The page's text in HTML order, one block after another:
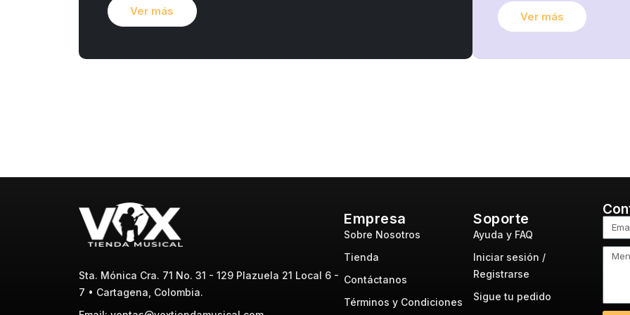
Ver más Ver más
Sta. Mónica Cra. 71 No. 31 - 129 Plazuela 21 Local 6 -
7 • Cartagena, Colombia.
Empresa
Sobre Nosotros
Tienda
Contáctanos
Términos y Condiciones
Soporte
Ayuda y FAQ
Iniciar sesión /
Registrarse
Sigue tu pedido